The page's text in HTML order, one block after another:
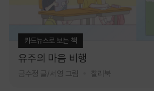
카드뉴스로 보는 책
유주의 마음 비행
금수정 글/서영 그림 찰리북